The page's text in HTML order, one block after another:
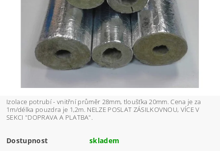
Izolace potrubí - vnitřní průměr 28mm, tloušťka 20mm. Cena je za
1m/délka pouzdra je 1,2m. NELZE POSLAT ZÁSILKOVNOU, VÍCE V
SEKCI "DOPRAVA A PLATBA".
Dostupnost skladem